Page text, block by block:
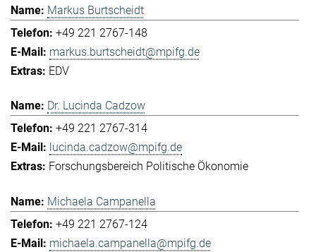
Markus Burtscheidt
+49 221 2767-148
markus.burtscheidt@mpifg.de
EDV
Dr. Lucinda Cadzow
+49 221 2767-314
lucinda.cadzow@mpifg.de
Forschungsbereich Politische Ökonomie
Michaela Campanella
+49 221 2767-124
michaela.campanella@mpifg.de